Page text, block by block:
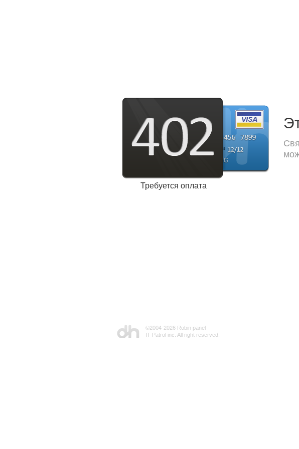
Требуется оплата
©2004-2026 Robin panel
IT Patrol inc. All right reserved.